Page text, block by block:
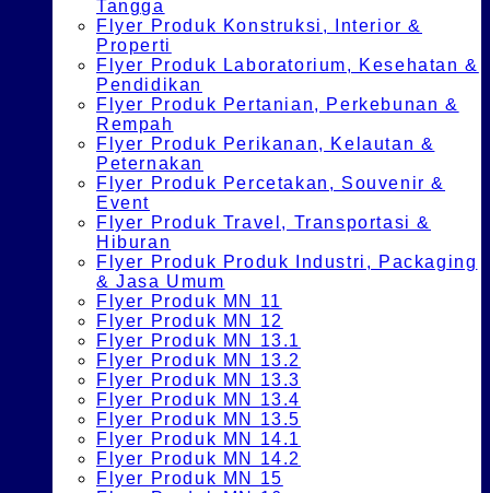
Tangga
Flyer Produk Konstruksi, Interior &
Properti
Flyer Produk Laboratorium, Kesehatan &
Pendidikan
Flyer Produk Pertanian, Perkebunan &
Rempah
Flyer Produk Perikanan, Kelautan &
Peternakan
Flyer Produk Percetakan, Souvenir &
Event
Flyer Produk Travel, Transportasi &
Hiburan
Flyer Produk Produk Industri, Packaging
& Jasa Umum
Flyer Produk MN 11
Flyer Produk MN 12
Flyer Produk MN 13.1
Flyer Produk MN 13.2
Flyer Produk MN 13.3
Flyer Produk MN 13.4
Flyer Produk MN 13.5
Flyer Produk MN 14.1
Flyer Produk MN 14.2
Flyer Produk MN 15